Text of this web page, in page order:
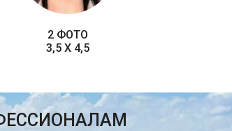
2 ФОТО
3,5 X 4,5